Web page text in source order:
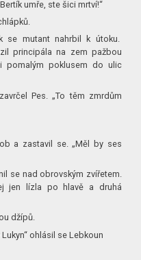
umře, ste šici mrtví!“
se mutant nahrbil k útoku.
principála na zem pažbou
pomalým poklusem do ulic
Pes. „To těm zmrdům
a zastavil se. „Měl by ses
se nad obrovským zvířetem.
jen lízla po hlavě a druhá
džípů.
ohlásil se Lebkoun